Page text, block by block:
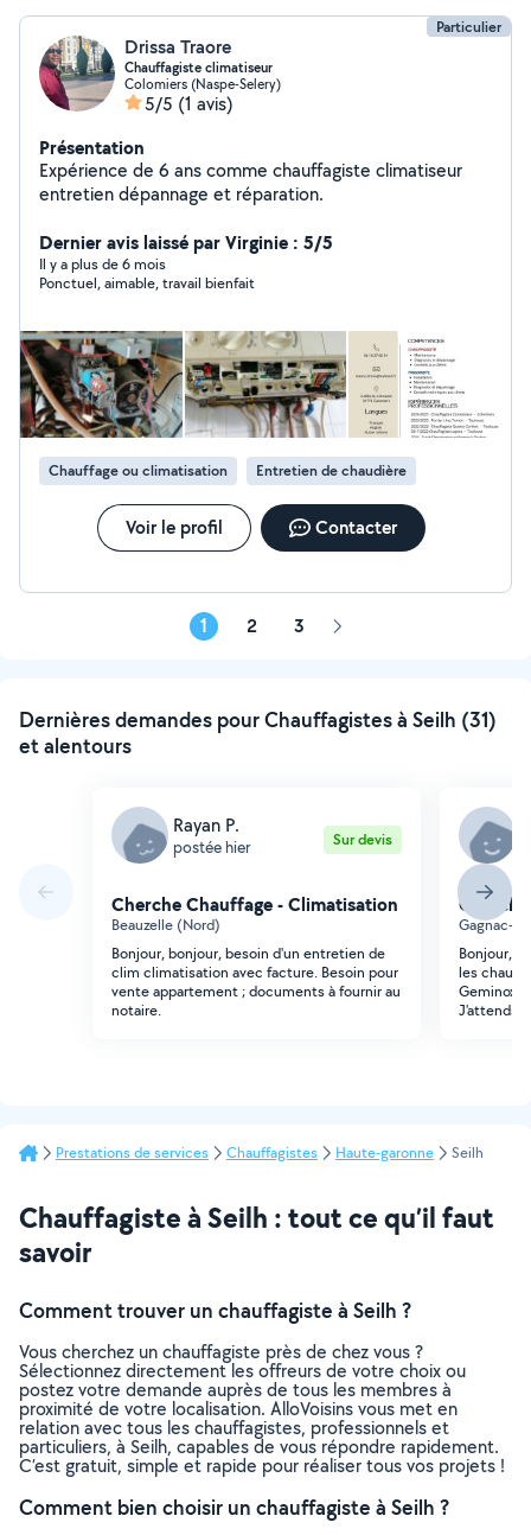
Particulier
Drissa Traore
Chauffagiste climatiseur
Colomiers (Naspe-Selery)
5/5 (1 avis)
Présentation
Expérience de 6 ans comme chauffagiste climatiseur
entretien dépannage et réparation.
Dernier avis laissé par Virginie : 5/5
Il y a plus de 6 mois
Ponctuel, aimable, travail bienfait
Chauffage ou climatisation Entretien de chaudière
Voir le profil Contacter
1 2 3 Page
Dernières demandes pour Chauffagistes à Seilh (31)
et alentours
Rayan P.
postée hier Sur devis
Cherche Chauffage - Climatisation
Beauzelle (Nord)
Bonjour, bonjour, besoin d'un entretien de
clim climatisation avec facture. Besoin pour
vente appartement ; documents à fournir au
notaire.
Gagnac-
Bonjour,
les
Geminox.
J'attends
Prestations de services Chauffagistes Haute-garonne Seilh
Chauffagiste à Seilh : tout ce qu’il faut
savoir
Comment trouver un chauffagiste à Seilh ?
Vous cherchez un chauffagiste près de chez vous ?
Sélectionnez directement les offreurs de votre choix ou
postez votre demande auprès de tous les membres à
proximité de votre localisation. AlloVoisins vous met en
relation avec tous les chauffagistes, professionnels et
particuliers, à Seilh, capables de vous répondre rapidement.
C’est gratuit, simple et rapide pour réaliser tous vos projets !
Comment bien choisir un chauffagiste à Seilh ?